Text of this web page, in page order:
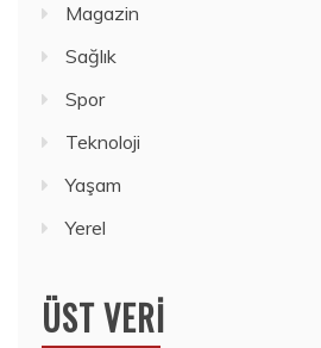
Magazin
Sağlık
Spor
Teknoloji
Yaşam
Yerel
ÜST VERI